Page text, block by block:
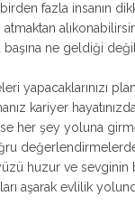
fazla insanın
ne geldiği değil,
yapacaklarınızı
kariyer
her şey yoluna
huzur ve sevginin
aşarak evlilik